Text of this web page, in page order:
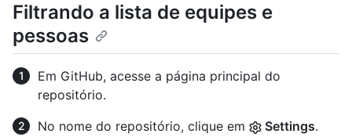
Filtrando a lista de equipes e
pessoas
Em GitHub, acesse a página principal do
repositório.
No nome do repositório, clique em
Settings.